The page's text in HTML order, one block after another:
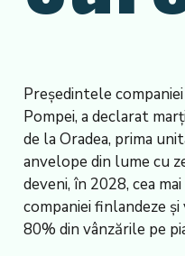
Președintele
Pompei, a declarat
de la Oradea, prima
anvelope din lume cu
deveni, în 2028, cea
companiei finlandeze
80% din vânzările pe